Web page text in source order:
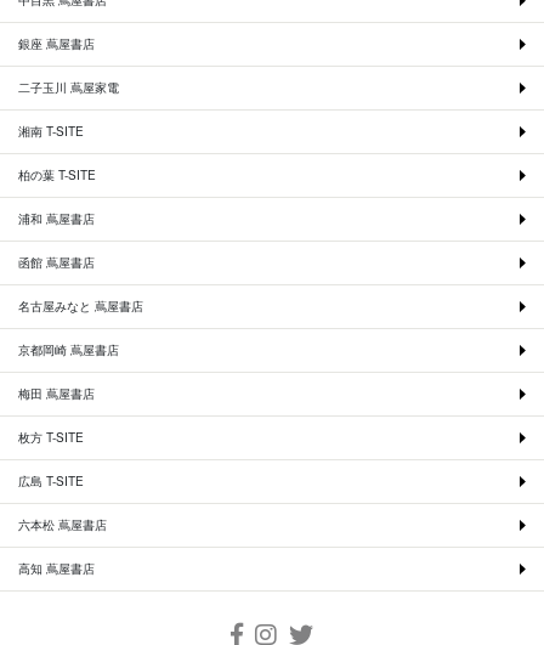
銀座 蔦屋書店
二子玉川 蔦屋家電
湘南 T-SITE
柏の葉 T-SITE
浦和 蔦屋書店
函館 蔦屋書店
名古屋みなと 蔦屋書店
京都岡崎 蔦屋書店
梅田 蔦屋書店
枚方 T-SITE
広島 T-SITE
六本松 蔦屋書店
高知 蔦屋書店